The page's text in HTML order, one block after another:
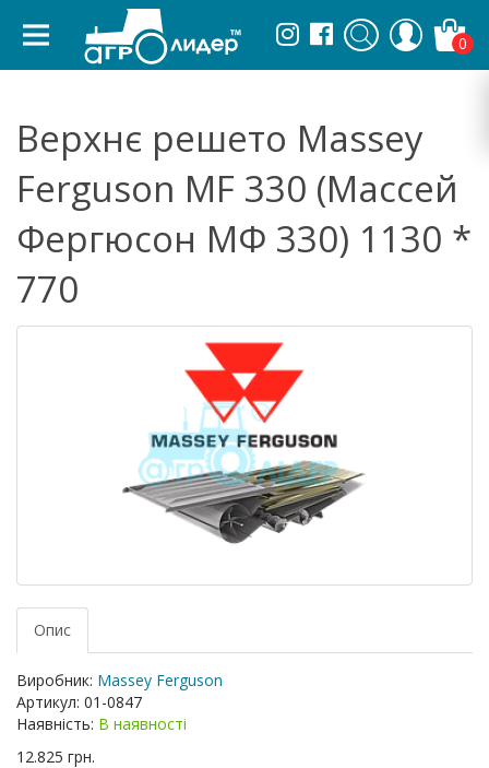
0
Верхнє решето Massey
Ferguson MF 330 (Массей
Фергюсон МФ 330) 1130 *
770
Опис
Виробник: Massey Ferguson
Артикул: 01-0847
Наявність: В наявності
12.825 грн.